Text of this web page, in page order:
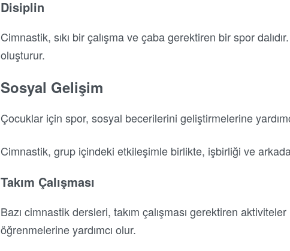
Disiplin
Cimnastik, sıkı bir çalışma ve çaba gerektiren bir spor
oluşturur.
Sosyal Gelişim
Çocuklar için spor, sosyal becerilerini geliştirmelerine
Cimnastik, grup içindeki etkileşimle birlikte, işbirliği ve
Takım Çalışması
Bazı cimnastik dersleri, takım çalışması gerektiren
öğrenmelerine yardımcı olur.